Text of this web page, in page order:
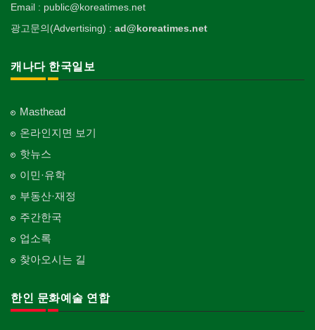
Email : public@koreatimes.net
광고문의(Advertising) : ad@koreatimes.net
캐나다 한국일보
Masthead
온라인지면 보기
핫뉴스
이민·유학
부동산·재정
주간한국
업소록
찾아오시는 길
한인 문화예술 연합